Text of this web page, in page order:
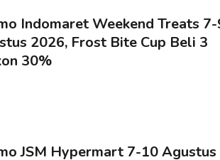
Indomaret Weekend Treats
2026, Frost Bite Cup Beli 3
30%
JSM Hypermart 7-10 Agustus